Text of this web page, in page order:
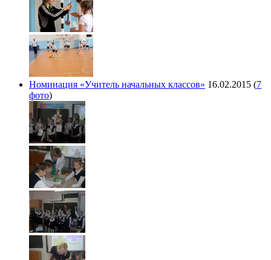
Номинация «Учитель начальных классов» 16.02.2015 (7
фото)